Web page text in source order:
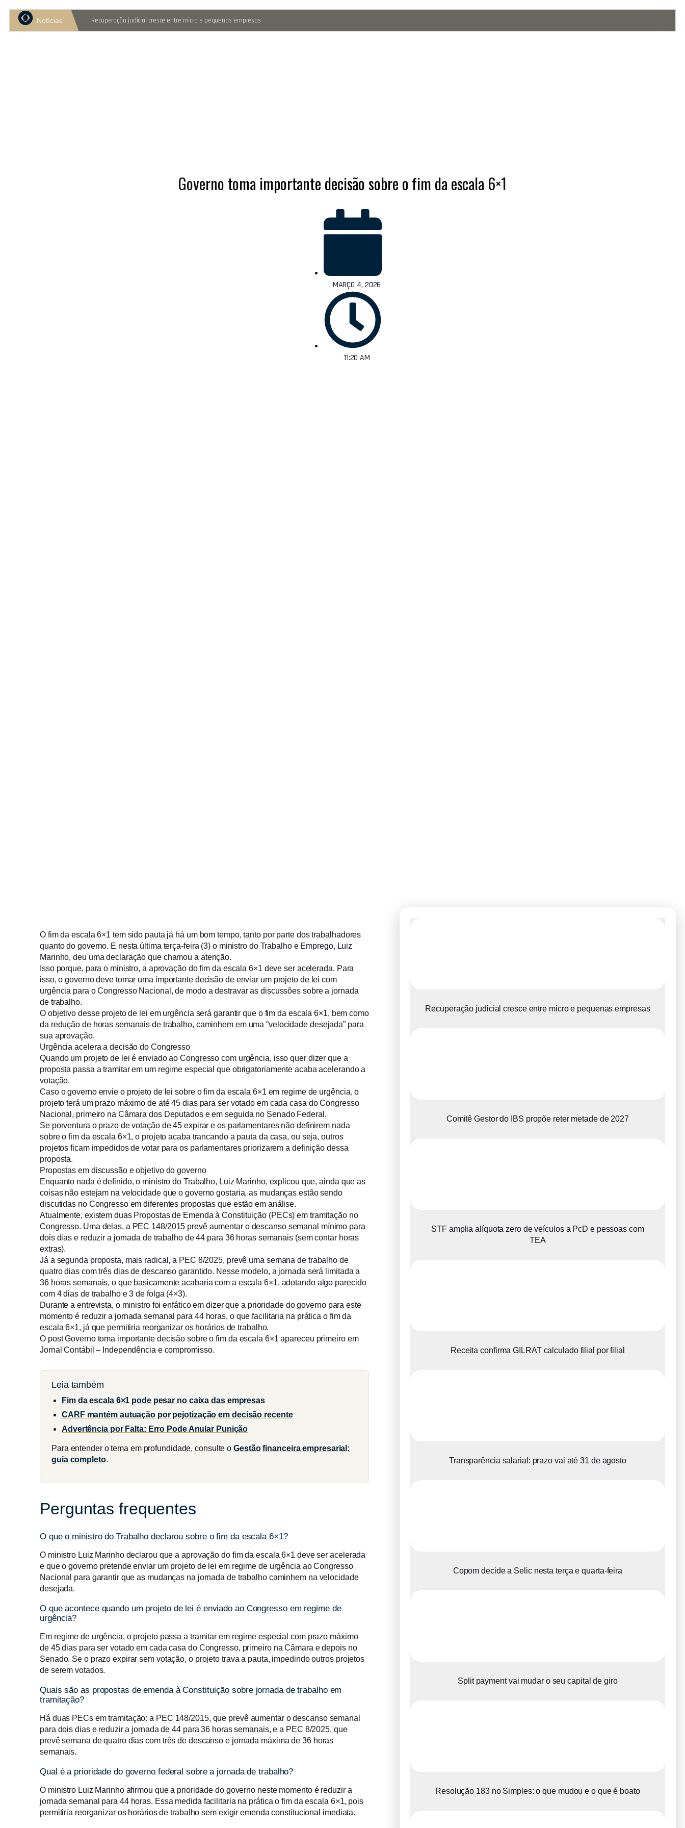
Notícias
Recuperação judicial cresce entre micro e pequenas empresas
Governo toma importante decisão sobre o fim da escala 6×1
MARÇO 4, 2026
11:20 AM
O fim da escala 6×1 tem sido pauta já há um bom tempo, tanto por parte dos trabalhadores
quanto do governo. E nesta última terça-feira (3) o ministro do Trabalho e Emprego, Luiz
Marinho, deu uma declaração que chamou a atenção.
Isso porque, para o ministro, a aprovação do fim da escala 6×1 deve ser acelerada. Para
isso, o governo deve tomar uma importante decisão de enviar um projeto de lei com
urgência para o Congresso Nacional, de modo a destravar as discussões sobre a jornada
de trabalho.
O objetivo desse projeto de lei em urgência será garantir que o fim da escala 6×1, bem como
da redução de horas semanais de trabalho, caminhem em uma “velocidade desejada” para
sua aprovação.
Urgência acelera a decisão do Congresso
Quando um projeto de lei é enviado ao Congresso com urgência, isso quer dizer que a
proposta passa a tramitar em um regime especial que obrigatoriamente acaba acelerando a
votação.
Caso o governo envie o projeto de lei sobre o fim da escala 6×1 em regime de urgência, o
projeto terá um prazo máximo de até 45 dias para ser votado em cada casa do Congresso
Nacional, primeiro na Câmara dos Deputados e em seguida no Senado Federal.
Se porventura o prazo de votação de 45 expirar e os parlamentares não definirem nada
sobre o fim da escala 6×1, o projeto acaba trancando a pauta da casa, ou seja, outros
projetos ficam impedidos de votar para os parlamentares priorizarem a definição dessa
proposta.
Propostas em discussão e objetivo do governo
Enquanto nada é definido, o ministro do Trabalho, Luiz Marinho, explicou que, ainda que as
coisas não estejam na velocidade que o governo gostaria, as mudanças estão sendo
discutidas no Congresso em diferentes propostas que estão em análise.
Atualmente, existem duas Propostas de Emenda à Constituição (PECs) em tramitação no
Congresso. Uma delas, a PEC 148/2015 prevê aumentar o descanso semanal mínimo para
dois dias e reduzir a jornada de trabalho de 44 para 36 horas semanais (sem contar horas
extras).
Já a segunda proposta, mais radical, a PEC 8/2025, prevê uma semana de trabalho de
quatro dias com três dias de descanso garantido. Nesse modelo, a jornada será limitada a
36 horas semanais, o que basicamente acabaria com a escala 6×1, adotando algo parecido
com 4 dias de trabalho e 3 de folga (4×3).
Durante a entrevista, o ministro foi enfático em dizer que a prioridade do governo para este
momento é reduzir a jornada semanal para 44 horas, o que facilitaria na prática o fim da
escala 6×1, já que permitiria reorganizar os horários de trabalho.
O post Governo toma importante decisão sobre o fim da escala 6×1 apareceu primeiro em
Jornal Contábil – Independência e compromisso.
Leia também
Fim da escala 6×1 pode pesar no caixa das empresas
CARF mantém autuação por pejotização em decisão recente
Advertência por Falta: Erro Pode Anular Punição
Para entender o tema em profundidade, consulte oGestão financeira empresarial:
guia completo.
Perguntas frequentes
O que o ministro do Trabalho declarou sobre o fim da escala 6×1?
O ministro Luiz Marinho declarou que a aprovação do fim da escala 6×1 deve ser acelerada
e que o governo pretende enviar um projeto de lei em regime de urgência ao Congresso
Nacional para garantir que as mudanças na jornada de trabalho caminhem na velocidade
desejada.
O que acontece quando um projeto de lei é enviado ao Congresso em regime de
urgência?
Em regime de urgência, o projeto passa a tramitar em regime especial com prazo máximo
de 45 dias para ser votado em cada casa do Congresso, primeiro na Câmara e depois no
Senado. Se o prazo expirar sem votação, o projeto trava a pauta, impedindo outros projetos
de serem votados.
Quais são as propostas de emenda à Constituição sobre jornada de trabalho em
tramitação?
Há duas PECs em tramitação: a PEC 148/2015, que prevê aumentar o descanso semanal
para dois dias e reduzir a jornada de 44 para 36 horas semanais, e a PEC 8/2025, que
prevê semana de quatro dias com três de descanso e jornada máxima de 36 horas
semanais.
Qual é a prioridade do governo federal sobre a jornada de trabalho?
O ministro Luiz Marinho afirmou que a prioridade do governo neste momento é reduzir a
jornada semanal para 44 horas. Essa medida facilitaria na prática o fim da escala 6×1, pois
permitiria reorganizar os horários de trabalho sem exigir emenda constitucional imediata.
Recuperação judicial cresce entre micro e pequenas empresas
Comitê Gestor do IBS propõe reter metade de 2027
STF amplia alíquota zero de veículos a PcD e pessoas com
TEA
Receita confirma GILRAT calculado filial por filial
Transparência salarial: prazo vai até 31 de agosto
Copom decide a Selic nesta terça e quarta-feira
Split payment vai mudar o seu capital de giro
Resolução 183 no Simples: o que mudou e o que é boato